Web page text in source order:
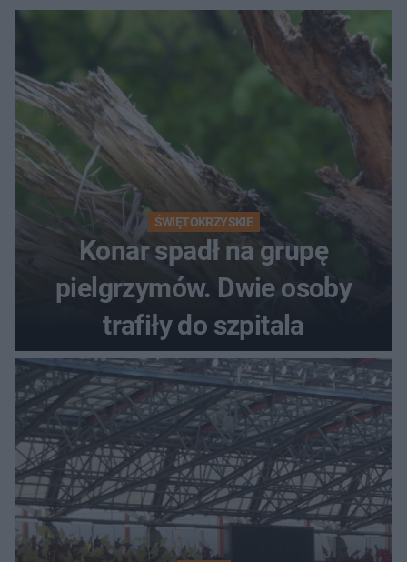
ŚWIĘTOKRZYSKIE
Konar spadł na grupę
pielgrzymów. Dwie osoby
trafiły do szpitala